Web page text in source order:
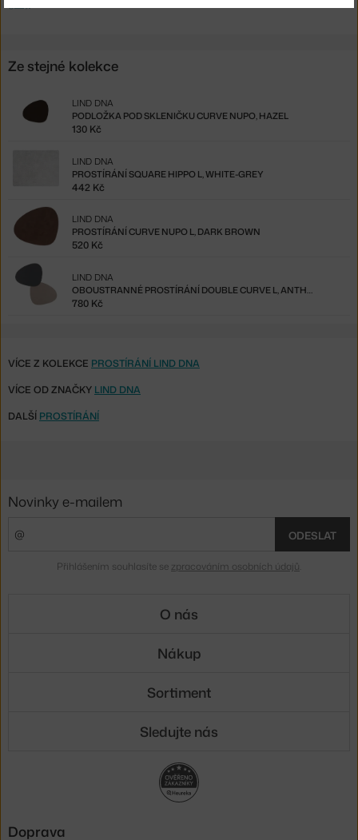
Ze stejné kolekce
PODLOŽKA POD SKLENIČKU CURVE NUPO, HAZEL
LIND DNA
130 Kč
PROSTÍRÁNÍ SQUARE HIPPO L, WHITE-GREY
LIND DNA
442 Kč
PROSTÍRÁNÍ CURVE NUPO L, DARK BROWN
LIND DNA
520 Kč
OBOUSTRANNÉ PROSTÍRÁNÍ DOUBLE CURVE L, ANTHRACITE / LIGHT GREY
LIND DNA
780 Kč
VÍCE Z KOLEKCE PROSTÍRÁNÍ LIND DNA
VÍCE OD ZNAČKY LIND DNA
DALŠÍ PROSTÍRÁNÍ
Novinky e-mailem
ODESLAT
Přihlášením souhlasíte se zpracováním osobních údajů
O nás
Nákup
Sortiment
Sledujte nás
Doprava